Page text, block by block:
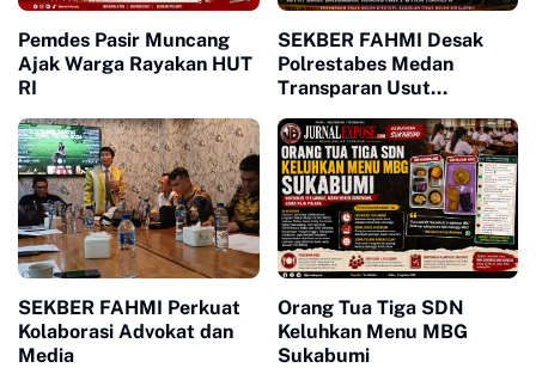
Pemdes Pasir Muncang
Ajak Warga Rayakan HUT
RI
SEKBER FAHMI Desak
Polrestabes Medan
Transparan Usut
SEKBER FAHMI Perkuat
Kolaborasi Advokat dan
Media
Orang Tua Tiga SDN
Keluhkan Menu MBG
Sukabumi